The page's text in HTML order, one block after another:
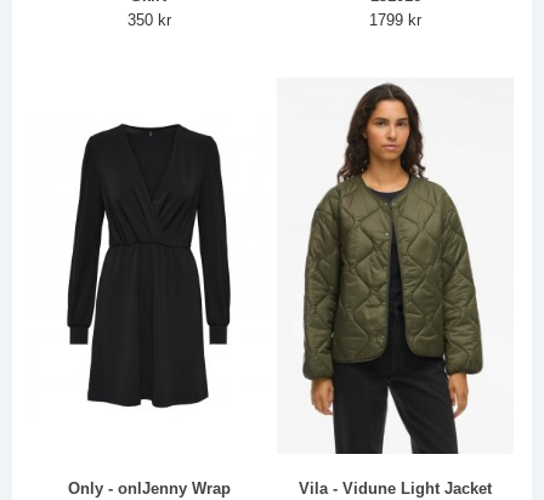
350 kr
1799 kr
Only - onlJenny Wrap
Vila - Vidune Light Jacket